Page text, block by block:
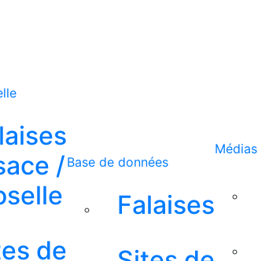
/
de
Base de données
Falaises
Médias